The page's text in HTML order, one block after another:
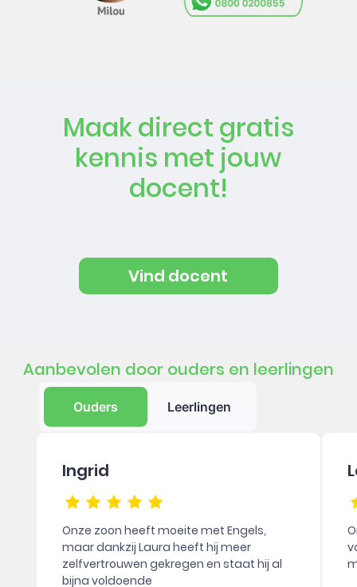
Maak direct gratis
kennis met jouw
docent!
Vind docent
Aanbevolen door ouders en leerlingen
Ouders Leerlingen
Ingrid
Onze zoon heeft moeite met Engels,
maar dankzij Laura heeft hij meer
zelfvertrouwen gekregen en staat hij al
bijna voldoende